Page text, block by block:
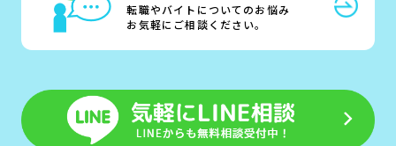
転職やバイトについてのお悩み
お気軽にご相談ください。